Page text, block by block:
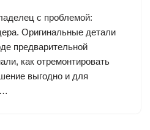
с проблемой:
Оригинальные детали
предварительной
как отремонтировать
выгодно и для